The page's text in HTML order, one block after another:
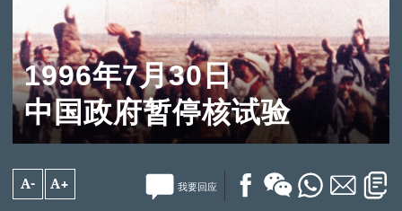
1996年7月30日
中国政府暂停核试验
A- A+ 我要回应